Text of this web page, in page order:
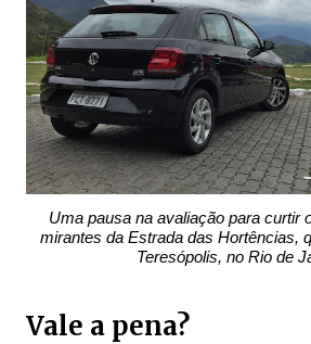
Uma pausa na avaliação para curtir
mirantes da Estrada das Hortências,
Teresópolis, no Rio de
Vale a pena?